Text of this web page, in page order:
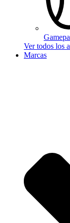
Ver todos los
Marcas